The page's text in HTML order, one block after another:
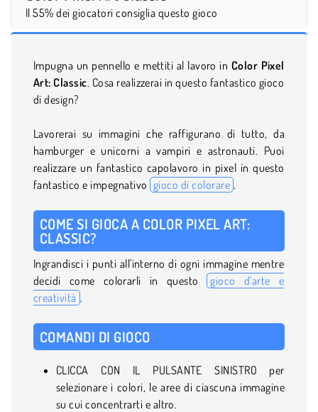
Il 55% dei giocatori consiglia questo gioco
Impugna un pennello e mettiti al lavoro in Color Pixel
Art: Classic. Cosa realizzerai in questo fantastico gioco
di design?
Lavorerai su immagini che raffigurano di tutto, da
hamburger e unicorni a vampiri e astronauti. Puoi
realizzare un fantastico capolavoro in pixel in questo
fantastico e impegnativo gioco di colorare .
COME SI GIOCA A COLOR PIXEL ART:
CLASSIC?
Ingrandisci i punti all'interno di ogni immagine mentre
decidi come colorarli in questo gioco d'arte e
creatività .
COMANDI DI GIOCO
CLICCA CON IL PULSANTE SINISTRO per
selezionare i colori, le aree di ciascuna immagine
su cui concentrarti e altro.